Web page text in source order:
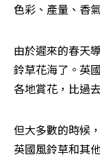
色彩、產量、香
由於遲來的春天
鈴草花海了。英
各地賞花，比過
但大多數的時候
英國風鈴草和其